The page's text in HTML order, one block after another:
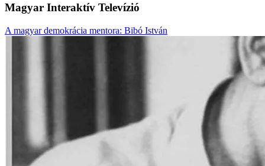
Magyar Interaktív Televízió
A magyar demokrácia mentora: Bibó István